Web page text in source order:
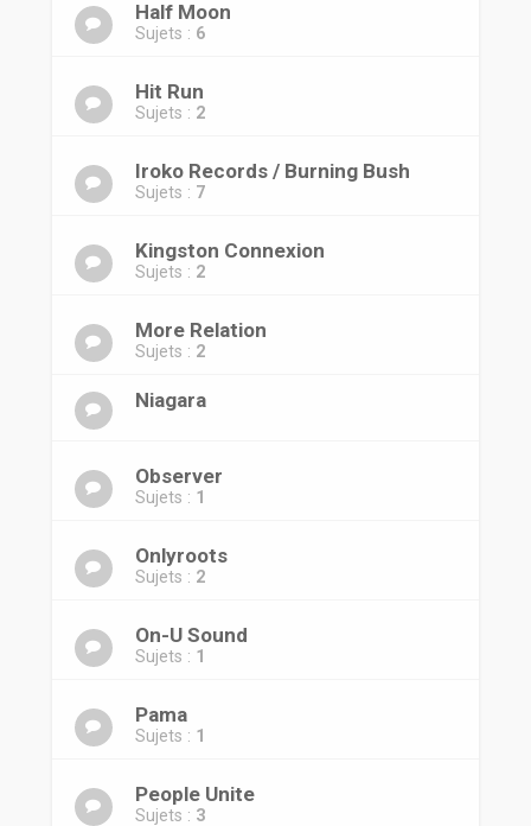
Half Moon
Sujets : 6
Hit Run
Sujets : 2
Iroko Records / Burning Bush
Sujets : 7
Kingston Connexion
Sujets : 2
More Relation
Sujets : 2
Niagara
Observer
Sujets : 1
Onlyroots
Sujets : 2
On-U Sound
Sujets : 1
Pama
Sujets : 1
People Unite
Sujets : 3